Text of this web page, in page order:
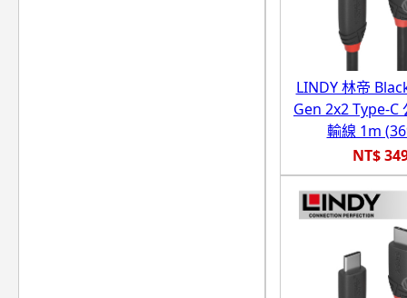
LINDY 林帝
Gen 2x2 Type-C
輸線 1m
NT$